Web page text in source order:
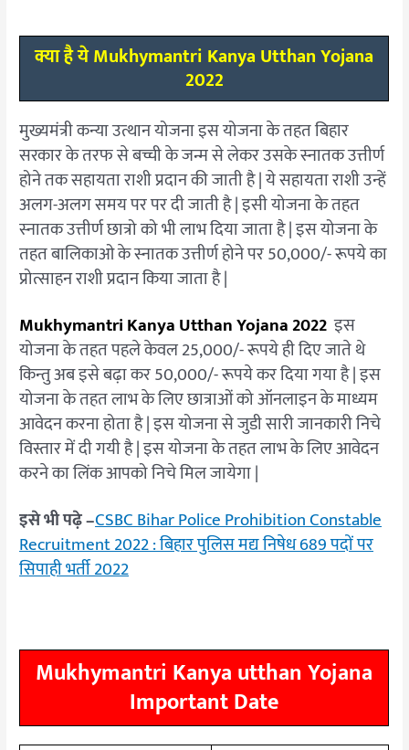
क्या है ये Mukhymantri Kanya Utthan Yojana
2022
मुख्यमंत्री कन्या उत्थान योजना इस योजना के तहत बिहार
सरकार के तरफ से बच्ची के जन्म से लेकर उसके स्नातक उत्तीर्ण
होने तक सहायता राशी प्रदान की जाती है | ये सहायता राशी उन्हें
अलग-अलग समय पर पर दी जाती है | इसी योजना के तहत
स्नातक उत्तीर्ण छात्रो को भी लाभ दिया जाता है | इस योजना के
तहत बालिकाओ के स्नातक उत्तीर्ण होने पर 50,000/- रूपये का
प्रोत्साहन राशी प्रदान किया जाता है |
Mukhymantri Kanya Utthan Yojana 2022 इस
योजना के तहत पहले केवल 25,000/- रूपये ही दिए जाते थे
किन्तु अब इसे बढ़ा कर 50,000/- रूपये कर दिया गया है | इस
योजना के तहत लाभ के लिए छात्राओं को ऑनलाइन के माध्यम
आवेदन करना होता है | इस योजना से जुडी सारी जानकारी निचे
विस्तार में दी गयी है | इस योजना के तहत लाभ के लिए आवेदन
करने का लिंक आपको निचे मिल जायेगा |
इसे भी पढ़े –CSBC Bihar Police Prohibition Constable
Recruitment 2022 : बिहार पुलिस मद्य निषेध 689 पदों पर
सिपाही भर्ती 2022
Mukhymantri Kanya utthan Yojana
Important Date